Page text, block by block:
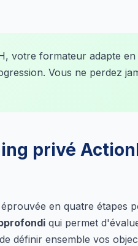
votre formateur adapte
Vous ne perdez
privé
en quatre étapes
qui permet
définir ensemble vos